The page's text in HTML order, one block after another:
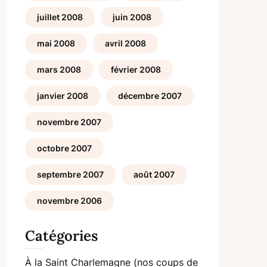
juillet 2008 juin 2008
mai 2008 avril 2008
mars 2008 février 2008
janvier 2008 décembre 2007
novembre 2007
octobre 2007
septembre 2007 août 2007
novembre 2006
Catégories
À la Saint Charlemagne (nos coups de